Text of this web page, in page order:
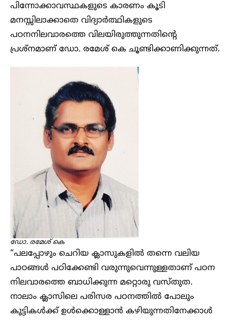
പിന്നോക്കാവസ്ഥകളുടെ കാരണം കൂടി
മനസ്സിലാക്കാതെ വിദ്യാർത്ഥികളുടെ
പഠനനിലവാരത്തെ വിലയിരുത്തുന്നതിന്റെ
പ്രശ്നമാണ് ഡോ. രമേശ് കെ ചൂണ്ടിക്കാണിക്കുന്നത്.
ഡോ. രമേശ് കെ
“പലപ്പോഴും ചെറിയ ക്ലാസുകളിൽ തന്നെ വലിയ
പാഠങ്ങൾ പഠിക്കേണ്ടി വരുന്നുവെന്നുള്ളതാണ് പഠന
നിലവാരത്തെ ബാധിക്കുന്ന മറ്റൊരു വസ്തുത.
നാലാം ക്ലാസിലെ പരിസര പഠനത്തിൽ പോലും
കുട്ടികൾക്ക് ഉൾക്കൊള്ളാൻ കഴിയുന്നതിനേക്കാൾ